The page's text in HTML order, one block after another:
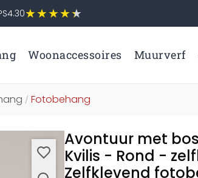
4.30
Woonaccessoires Muurverf
/ Fotobehang
Avontuur met
Kvilis - Rond -
Zelfklevend